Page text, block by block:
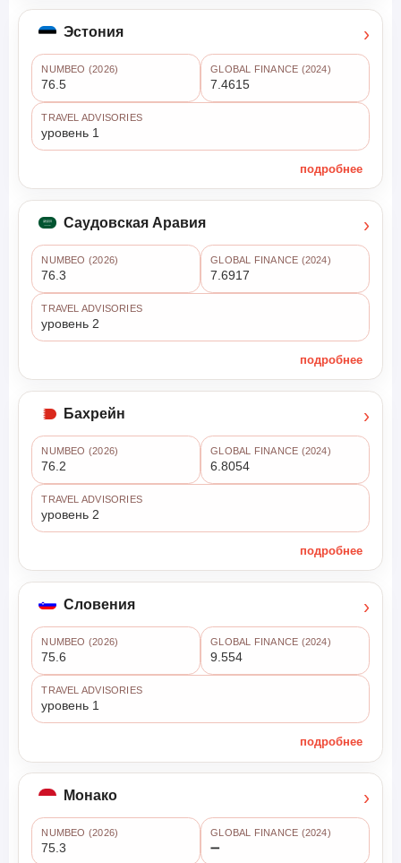
Эстония ›
NUMBEO (2026)
76.5
GLOBAL FINANCE (2024)
7.4615
TRAVEL ADVISORIES
уровень 1
подробнее
Саудовская Аравия ›
NUMBEO (2026)
76.3
GLOBAL FINANCE (2024)
7.6917
TRAVEL ADVISORIES
уровень 2
подробнее
Бахрейн ›
NUMBEO (2026)
76.2
GLOBAL FINANCE (2024)
6.8054
TRAVEL ADVISORIES
уровень 2
подробнее
Словения ›
NUMBEO (2026)
75.6
GLOBAL FINANCE (2024)
9.554
TRAVEL ADVISORIES
уровень 1
подробнее
Монако ›
NUMBEO (2026)
75.3
GLOBAL FINANCE (2024)
➖